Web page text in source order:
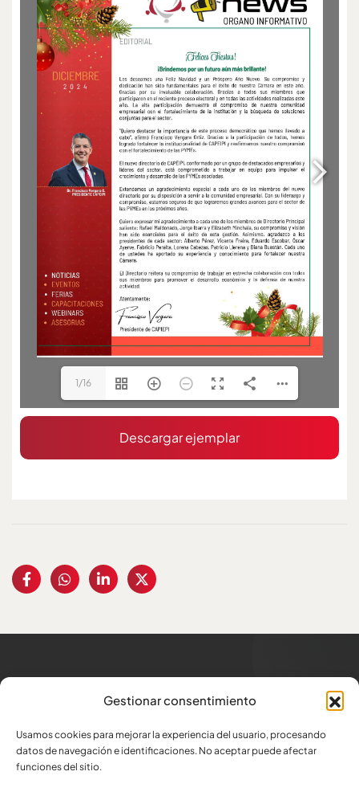
Gestionar consentimiento
Usamos cookies para mejorar la experiencia del usuario, procesando
datos de navegación e identificaciones. No aceptar puede afectar
funciones del sitio.
1/16
Descargar ejemplar
Trabajamos para losque
Dirección
Av. Amazonas N34-332 y Atahualpa